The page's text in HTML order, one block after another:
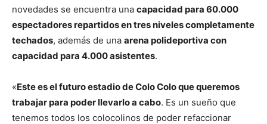
novedades se encuentra una capacidad para 60.000
espectadores repartidos en tres niveles completamente
techados, además de una arena polideportiva con
capacidad para 4.000 asistentes.
«Este es el futuro estadio de Colo Colo que queremos
trabajar para poder llevarlo a cabo. Es un sueño que
tenemos todos los colocolinos de poder refaccionar